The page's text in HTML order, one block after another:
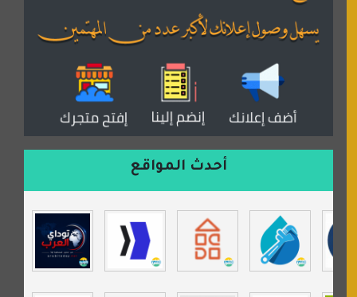
المكتبة الصوتية للقران الكريم
منتدى عدلات
موقع مداد الإسلامي
ورشة زهرة لورا للحدادة
موقع حراج خدمة
تي في قران
موسوعة نور الرحمن
مندى غرام
أحدث المواقع